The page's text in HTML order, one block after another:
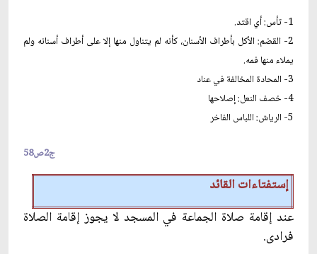
1- تأس: أي اقتد.
2- القضم: الأكل بأطراف الأسنان، كأنه لم يتناول منها إلا على أطراف أسنانه ولم
يملاء منها فمه.
3- المحادة المخالفة في عناد
4- خصف النعل: إصلاحها
5- الرياش: اللباس الفاخر
ج2ص58
إستفتاءات القائد
عند إقامة صلاة الجماعة في المسجد لا يجوز إقامة الصلاة
فرادى‏.